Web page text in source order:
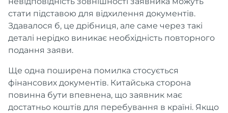
стати підставою для відхилення документів.
Здавалося б, це дрібниця, але саме через такі
деталі нерідко виникає необхідність повторного
подання заяви.
Ще одна поширена помилка стосується
фінансових документів. Китайська сторона
повинна бути впевнена, що заявник має
достатньо коштів для перебування в країні. Якщо